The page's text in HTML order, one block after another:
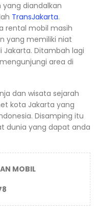
diandalkan
TransJakarta.
rental mobil masih
yang memiliki niat
Ditambah lagi
area di
dan wisata sejarah
kota Jakarta yang
Disamping itu
dunia yang dapat anda
MOBIL